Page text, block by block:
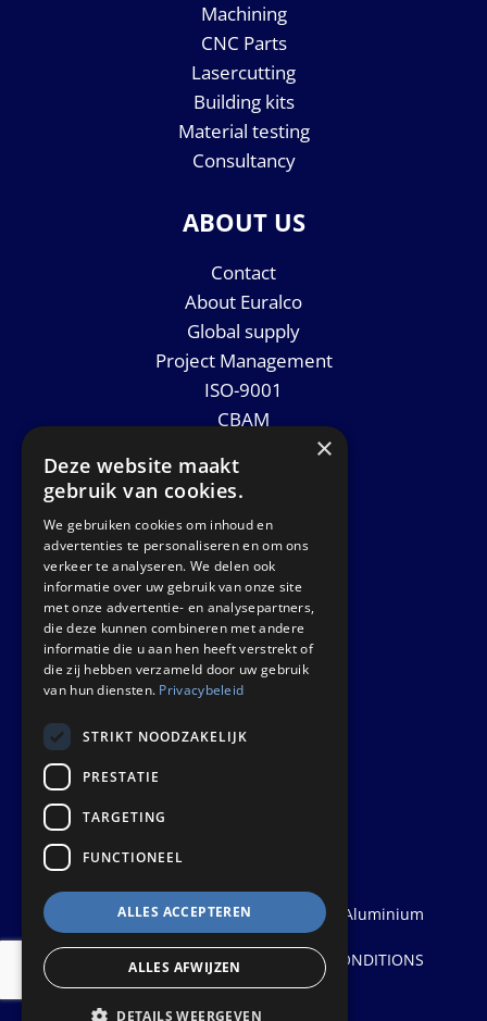
Machining
CNC Parts
Lasercutting
Building kits
Material testing
Consultancy
ABOUT US
Contact
About Euralco
Global supply
Project Management
ISO-9001
CBAM
News
GET IN TOUCH
Euralco Europe B.V.
Zinkstraat 24 - E9451
4823 AD Breda
The Netherlands
© 2026Euralco Europe - The Power of Aluminium
| Realisatie:Probu
Privacyverklaring
&
PRIVACY STATEMENT|TERMS AND CONDITIONS
|DISCLAIMER & COPYRIGHT
×
Deze website maakt
gebruik van cookies.
We gebruiken cookies om inhoud en
advertenties te personaliseren en om ons
verkeer te analyseren. We delen ook
informatie over uw gebruik van onze site
met onze advertentie- en analysepartners,
die deze kunnen combineren met andere
informatie die u aan hen heeft verstrekt of
die zij hebben verzameld door uw gebruik
van hun diensten. Privacybeleid
STRIKT NOODZAKELIJK
PRESTATIE
TARGETING
FUNCTIONEEL
ALLES ACCEPTEREN
ALLES AFWIJZEN
DETAILS WEERGEVEN